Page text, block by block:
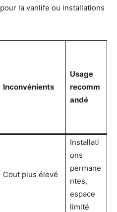
la vanlife ou installations
Inconvénients
Usage
recomm
andé
Cout plus élevé
Installati
ons
permane
ntes,
espace
limité